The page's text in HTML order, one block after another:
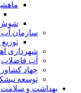
سازمان آب
شهرداری
آب فاضلاب
جهاد
توسعه
بهداشت و سلامت